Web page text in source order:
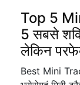
Top 5
5 सबसे
लेकिन
Best Mini